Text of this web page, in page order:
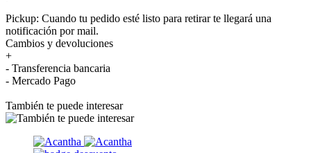
Pickup: Cuando tu pedido esté listo para retirar te llegará una
notificación por mail.
Cambios y devoluciones
+
- Transferencia bancaria
- Mercado Pago
También te puede interesar